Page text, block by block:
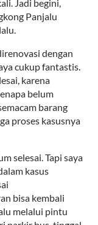
Jadi begini,
Panjalu
dengan
cukup fantastis.
karena
belum
barang
proses kasusnya
selesai. Tapi saya
kasus
bisa kembali
melalui pintu